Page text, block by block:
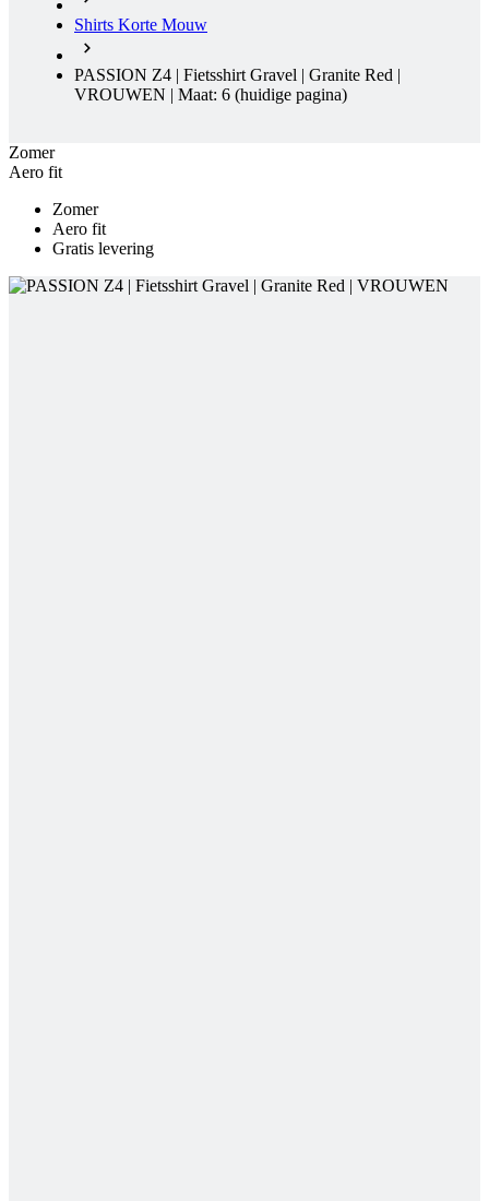
Shirts Korte Mouw
PASSION Z4 | Fietsshirt Gravel | Granite Red |
VROUWEN | Maat: 6 (huidige pagina)
Zomer
Aero fit
Zomer
Aero fit
Gratis levering